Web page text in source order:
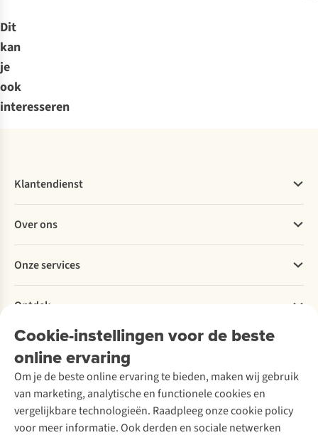
Dit
kan
je
ook
interesseren
Cookie-instellingen voor de beste
online ervaring
Om je de beste online ervaring te bieden, maken wij gebruik
van marketing, analytische en functionele cookies en
vergelijkbare technologieën. Raadpleeg onze cookie policy
voor meer informatie. Ook derden en sociale netwerken
Klantendienst
Bestellen
Betalen
Levering
Retourneren
Bestelling herroepen
Garantie
Contact
Over ons
Explore More
Verantwoord ondernemen
Over Ayacucho
Onze winkels
Over A.S.Adventure
Toegankelijkheidsverklaring
Onze services
Ski-onderhoud
Wasservice
Schoenonderhoud
Schoenherstelling
Kledingherstelling
Retouches
Ontdek
A.S.Magazine
Podcast
Explore Academy
Explore Camp
Gear Check
Inspiratie & advies
Meld je aan voor de nieuwsbrief